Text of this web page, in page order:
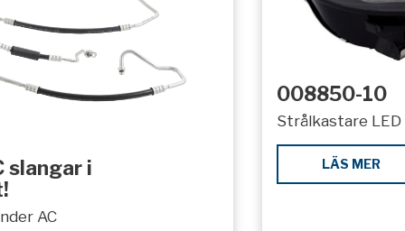
slangar i
AC
008850-10
Strålkastare LED
LÄS MER